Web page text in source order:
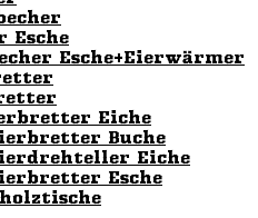
Esche
Esche+Eierwärmer
Eiche
Buche
Eiche
Esche